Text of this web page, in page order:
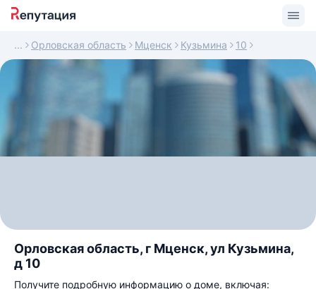
Орловская область Мценск Кузьмина 10
Орловская область, г Мценск, ул Кузьмина,
д 10
Получите подробную информацию о доме, включая: